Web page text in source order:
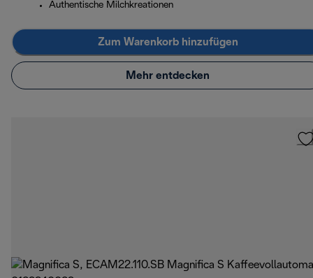
Authentische Milchkreationen
Zum Warenkorb hinzufügen
Mehr entdecken